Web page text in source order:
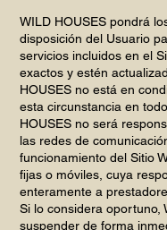
WILD HOUSES pondrá
disposición del Usuario
servicios incluidos en el
exactos y estén
HOUSES no está en
esta circunstancia en
HOUSES no será
las redes de
funcionamiento del Sitio
fijas o móviles, cuya
enteramente a
Si lo considera oportuno,
suspender de forma